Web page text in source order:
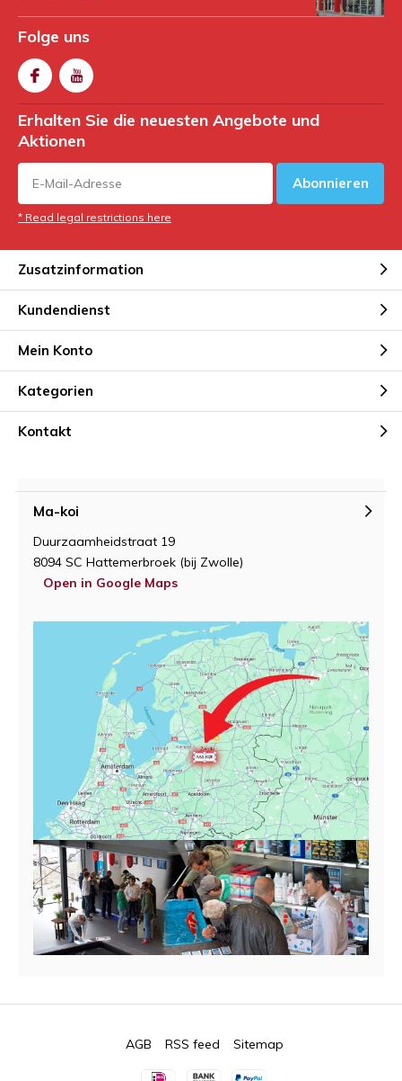
Folge uns
Erhalten Sie die neuesten Angebote und
Aktionen
Abonnieren
* Read legal restrictions here
Zusatzinformation
Kundendienst
Mein Konto
Kategorien
Kontakt
Ma-koi
Duurzaamheidstraat 19
8094 SC Hattemerbroek (bij Zwolle)
Open in Google Maps
AGB RSS feed Sitemap